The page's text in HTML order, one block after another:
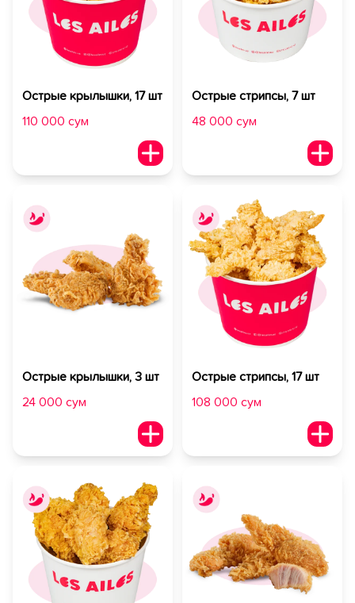
Острые крылышки, 17 шт
110 000 сум
Острые стрипсы, 7 шт
48 000 сум
Острые крылышки, 3 шт
24 000 сум
Острые стрипсы, 17 шт
108 000 сум